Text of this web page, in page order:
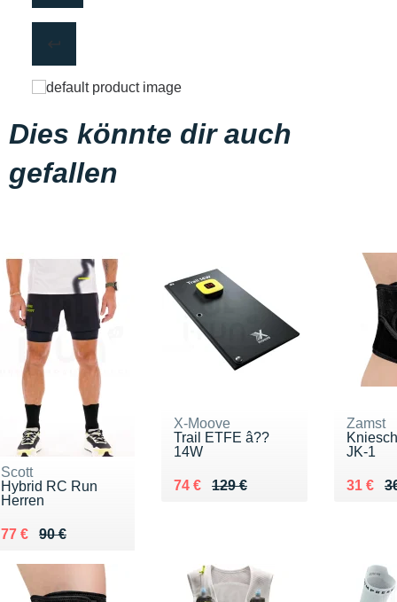
Dies könnte dir auch
gefallen
Scott
Hybrid RC Run
Herren
90 €
Au lieu de 90 €
77 €
Vendu 77 €
X-Moove
Trail ETFE â??
14W
129 €
Au lieu de 129 €
74 €
Vendu 74 €
Zamst
JK-1
Au lieu
31 €
Vendu